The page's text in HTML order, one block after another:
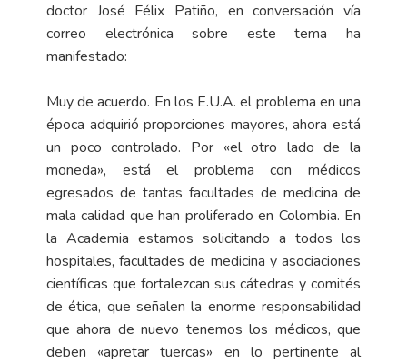
doctor José Félix Patiño, en conversación vía
correo electrónica sobre este tema ha
manifestado:
Muy de acuerdo. En los E.U.A. el problema en una
época adquirió proporciones mayores, ahora está
un poco controlado. Por «el otro lado de la
moneda», está el problema con médicos
egresados de tantas facultades de medicina de
mala calidad que han proliferado en Colombia. En
la Academia estamos solicitando a todos los
hospitales, facultades de medicina y asociaciones
científicas que fortalezcan sus cátedras y comités
de ética, que señalen la enorme responsabilidad
que ahora de nuevo tenemos los médicos, que
deben «apretar tuercas» en lo pertinente al